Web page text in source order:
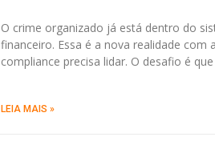
O crime organizado já está dentro do
financeiro. Essa é a nova realidade com
compliance precisa lidar. O desafio é que
LEIA MAIS »